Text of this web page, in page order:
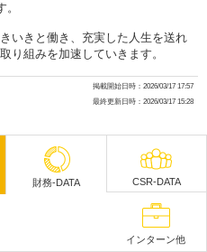
いきと働き、充実した人生を送れ
り組みを加速していきます。
掲載開始日時：2026/03/17 17:57
最終更新日時：2026/03/17 15:28
財務-DATA CSR-DATA
インターン他